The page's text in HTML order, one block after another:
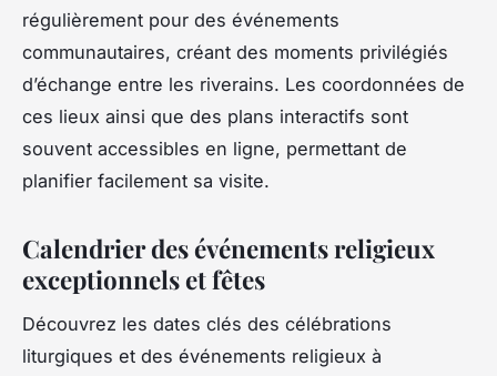
régulièrement pour des événements
communautaires, créant des moments privilégiés
d’échange entre les riverains. Les coordonnées de
ces lieux ainsi que des plans interactifs sont
souvent accessibles en ligne, permettant de
planifier facilement sa visite.
Calendrier des événements religieux
exceptionnels et fêtes
Découvrez les dates clés des célébrations
liturgiques et des événements religieux à